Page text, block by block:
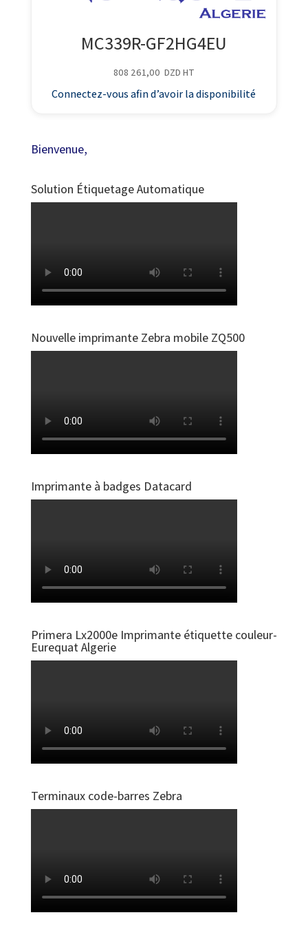
MC339R-GF2HG4EU
808 261,00 DZD HT
Connectez-vous afin d’avoir la disponibilité
Bienvenue,
Solution Étiquetage Automatique
Nouvelle imprimante Zebra mobile ZQ500
Imprimante à badges Datacard
Primera Lx2000e Imprimante étiquette couleur-
Eurequat Algerie
Terminaux code-barres Zebra